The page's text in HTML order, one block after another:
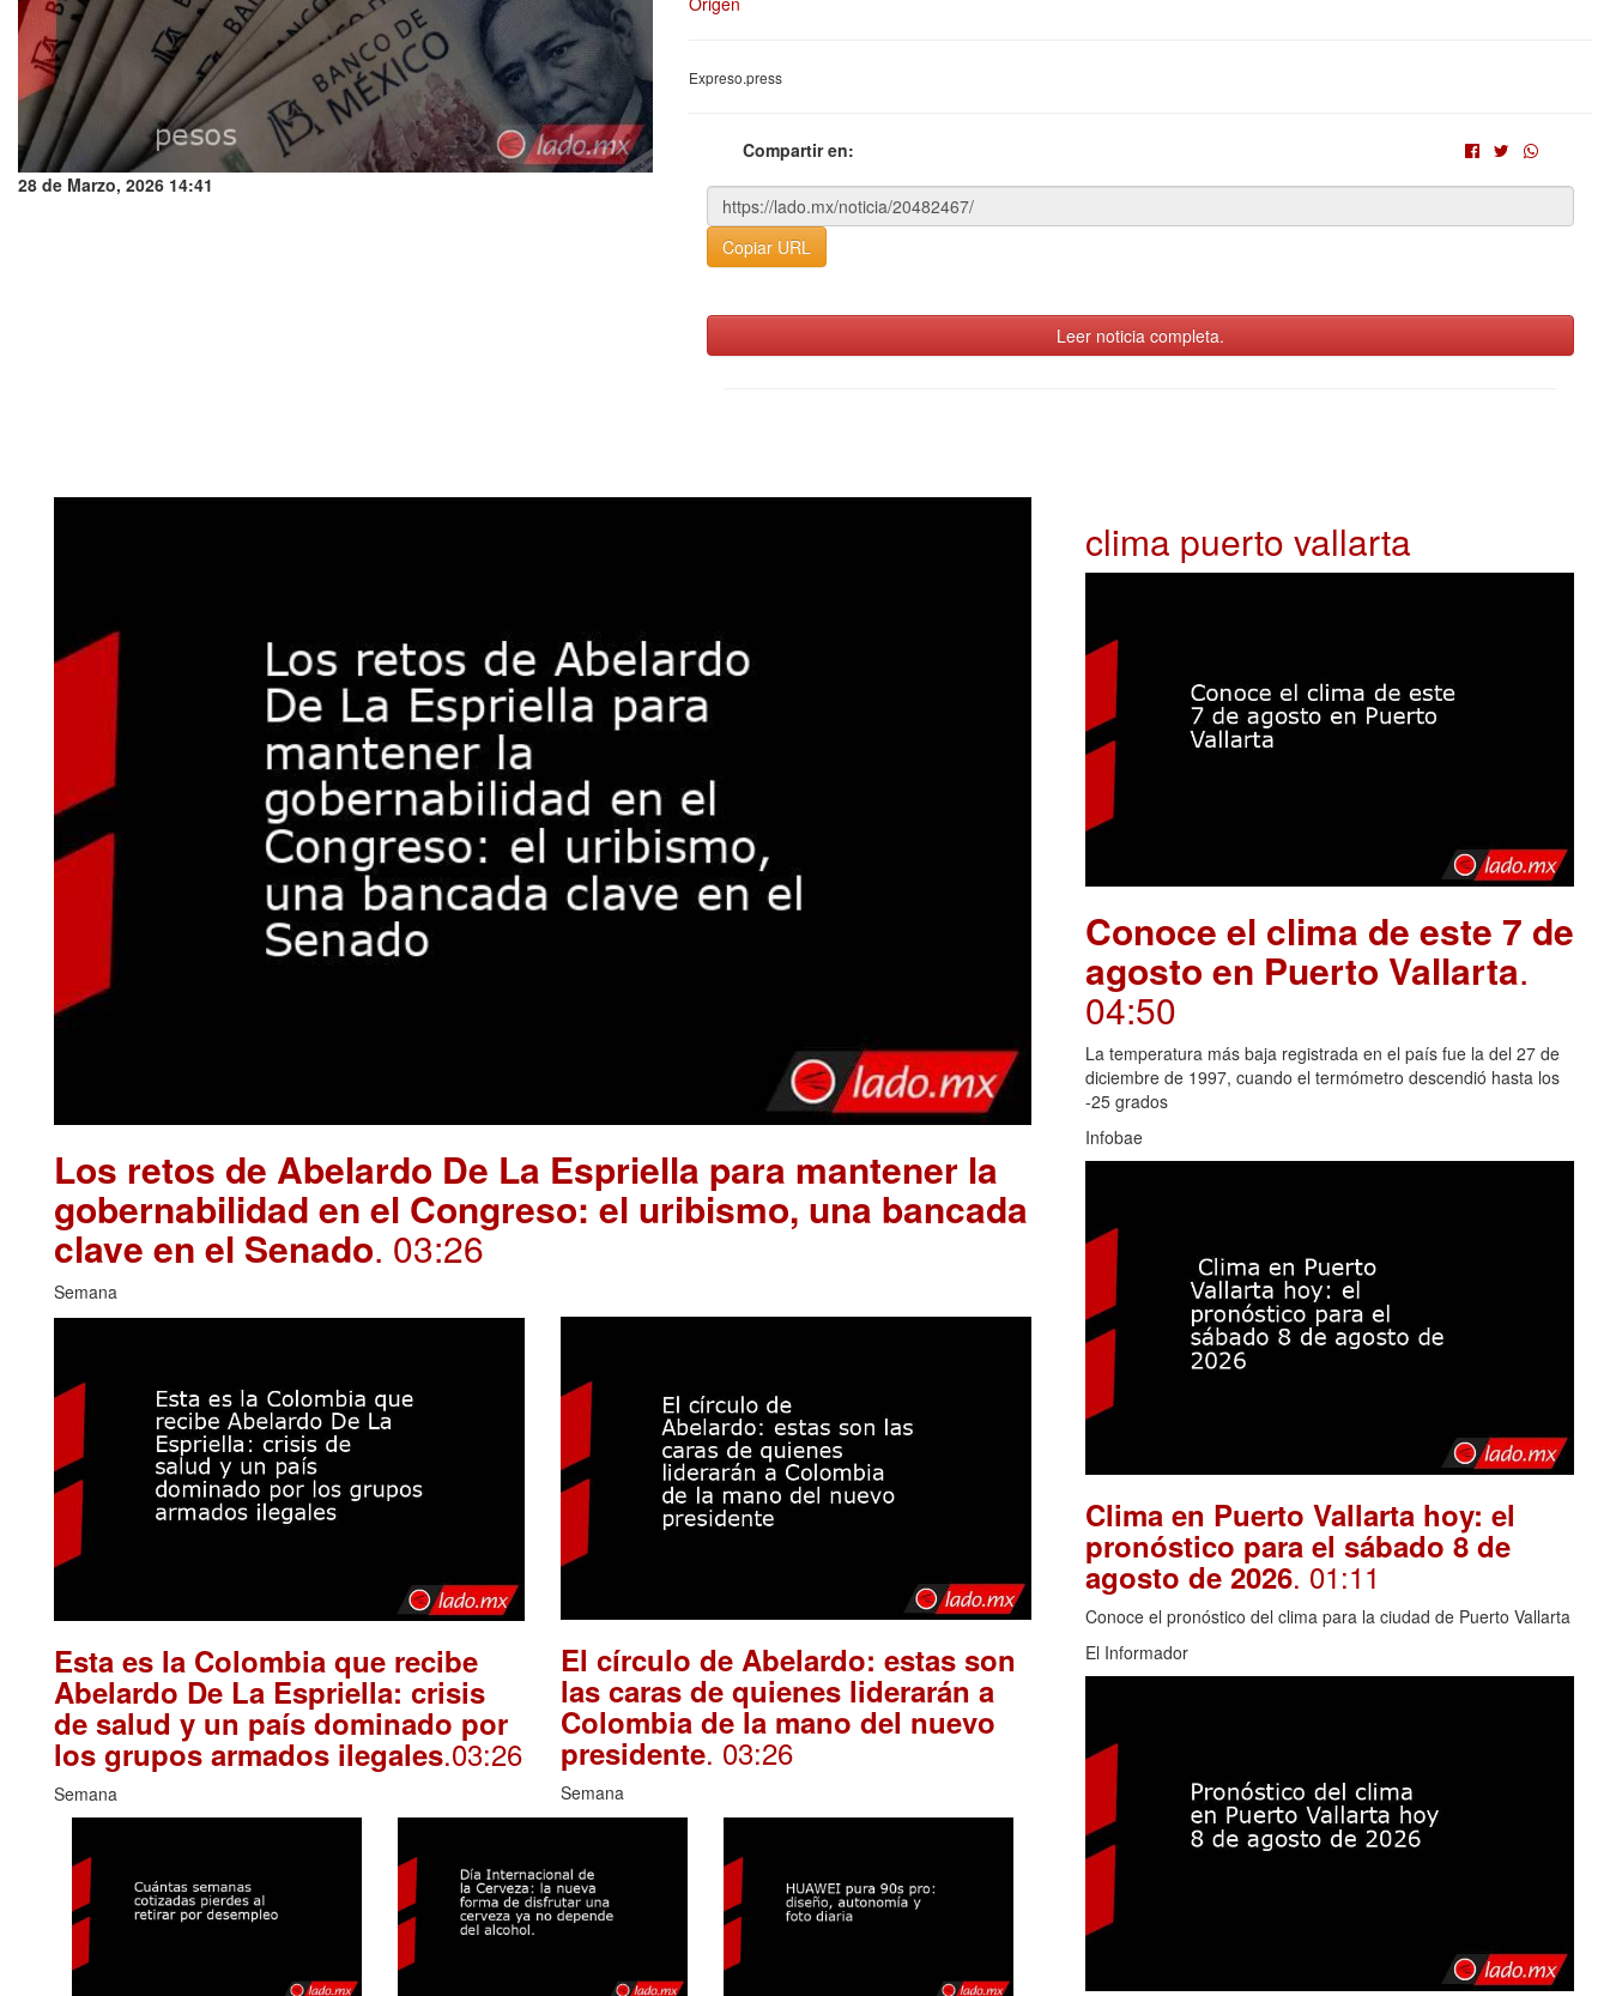
28 de Marzo, 2026 14:41
Expreso.press
Compartir en:
Copiar URL
Leer noticia completa.
Los retos de Abelardo De La Espriella para mantener la
gobernabilidad en el Congreso: el uribismo, una bancada
clave en el Senado. 03:26
Semana
Esta es la Colombia que recibe
Abelardo De La Espriella: crisis
de salud y un país dominado por
los grupos armados ilegales.03:26
Semana
El círculo de Abelardo: estas son
las caras de quienes liderarán a
Colombia de la mano del nuevo
presidente. 03:26
Semana
clima puerto vallarta
Conoce el clima de este 7 de
agosto en Puerto Vallarta.
04:50
La temperatura más baja registrada en el país fue la del 27 de
diciembre de 1997, cuando el termómetro descendió hasta los
-25 grados
Infobae
Clima en Puerto Vallarta hoy: el
pronóstico para el sábado 8 de
agosto de 2026. 01:11
Conoce el pronóstico del clima para la ciudad de Puerto Vallarta
El Informador